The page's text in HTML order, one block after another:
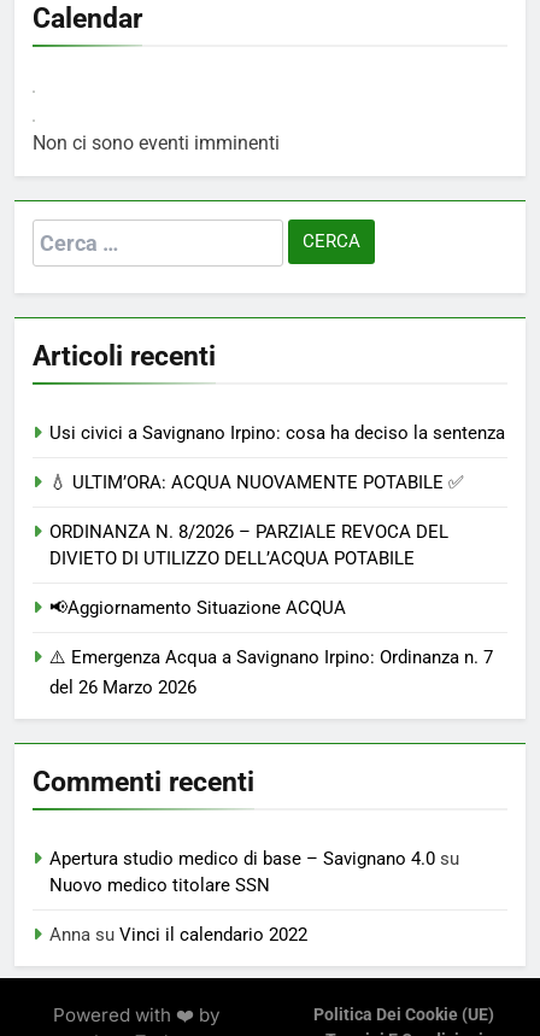
Calendar
Non ci sono eventi imminenti
Ricerca
per:
Articoli recenti
Usi civici a Savignano Irpino: cosa ha deciso la sentenza
💧 ULTIM’ORA: ACQUA NUOVAMENTE POTABILE ✅
ORDINANZA N. 8/2026 – PARZIALE REVOCA DEL
DIVIETO DI UTILIZZO DELL’ACQUA POTABILE
📢Aggiornamento Situazione ACQUA
⚠️ Emergenza Acqua a Savignano Irpino: Ordinanza n. 7
del 26 Marzo 2026
Commenti recenti
Apertura studio medico di base – Savignano 4.0 su
Nuovo medico titolare SSN
Anna su Vinci il calendario 2022
Powered with ❤️ by
Politica Dei Cookie (UE)